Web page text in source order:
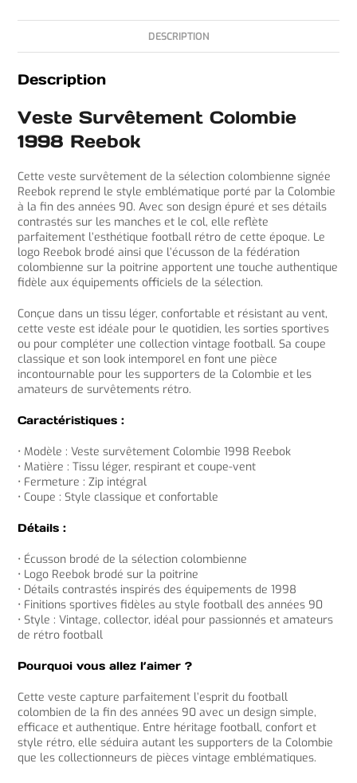
DESCRIPTION
Description
Veste Survêtement Colombie
1998 Reebok
Cette veste survêtement de la sélection colombienne signée
Reebok reprend le style emblématique porté par la Colombie
à la fin des années 90. Avec son design épuré et ses détails
contrastés sur les manches et le col, elle reflète
parfaitement l’esthétique football rétro de cette époque. Le
logo Reebok brodé ainsi que l’écusson de la fédération
colombienne sur la poitrine apportent une touche authentique
fidèle aux équipements officiels de la sélection.
Conçue dans un tissu léger, confortable et résistant au vent,
cette veste est idéale pour le quotidien, les sorties sportives
ou pour compléter une collection vintage football. Sa coupe
classique et son look intemporel en font une pièce
incontournable pour les supporters de la Colombie et les
amateurs de survêtements rétro.
Caractéristiques :
• Modèle : Veste survêtement Colombie 1998 Reebok
• Matière : Tissu léger, respirant et coupe-vent
• Fermeture : Zip intégral
• Coupe : Style classique et confortable
Détails :
• Écusson brodé de la sélection colombienne
• Logo Reebok brodé sur la poitrine
• Détails contrastés inspirés des équipements de 1998
• Finitions sportives fidèles au style football des années 90
• Style : Vintage, collector, idéal pour passionnés et amateurs
de rétro football
Pourquoi vous allez l’aimer ?
Cette veste capture parfaitement l’esprit du football
colombien de la fin des années 90 avec un design simple,
efficace et authentique. Entre héritage football, confort et
style rétro, elle séduira autant les supporters de la Colombie
que les collectionneurs de pièces vintage emblématiques.